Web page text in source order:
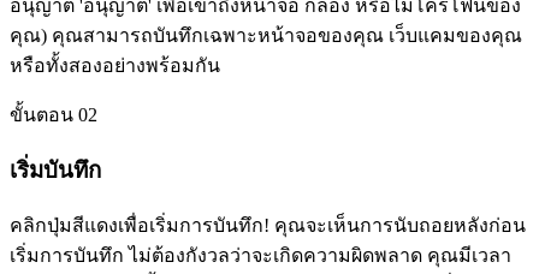
อนุญาต 'อนุญาต' เพื่อเข้าถึงหน้าจอ กล้อง หรือไมโครโฟนของ
คุณ) คุณสามารถบันทึกเฉพาะหน้าจอของคุณ เว็บแคมของคุณ
หรือทั้งสองอย่างพร้อมกัน
ขั้นตอน 02
เริ่มบันทึก
คลิกปุ่มสีแดงเพื่อเริ่มการบันทึก! คุณจะเห็นการนับถอยหลังก่อน
เริ่มการบันทึก ไม่ต้องกังวลว่าจะเกิดความผิดพลาด คุณมีเวลา